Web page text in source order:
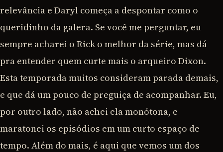
relevância e Daryl começa a despontar como o
queridinho da galera. Se você me perguntar, eu
sempre acharei o Rick o melhor da série, mas dá
pra entender quem curte mais o arqueiro Dixon.
Esta temporada muitos consideram parada demais,
e que dá um pouco de preguiça de acompanhar. Eu,
por outro lado, não achei ela monótona, e
maratonei os episódios em um curto espaço de
tempo. Além do mais, é aqui que vemos um dos